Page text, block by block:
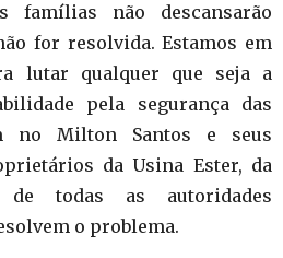
famílias não descansarão
for resolvida. Estamos em
lutar qualquer que seja a
pela segurança das
no Milton Santos e seus
da Usina Ester, da
todas as autoridades
o problema.